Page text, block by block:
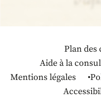
Plan des
Aide à la
Mentions légales